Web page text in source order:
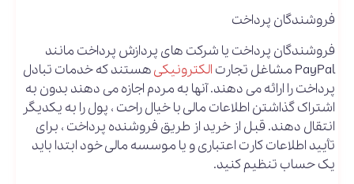
فروشندگان پرداخت
فروشندگان پرداخت یا شرکت های پردازش پرداخت مانند
PayPal مشاغل تجارت
الکترونیکیهستند که خدمات تبادل
پرداخت را ارائه می دهند. آنها به مردم اجازه می دهند بدون به
اشتراک گذاشتن اطلاعات مالی با خیال راحت ، پول را به یکدیگر
انتقال دهند. قبل از خرید از طریق فروشنده پرداخت ، برای
تأیید اطلاعات کارت اعتباری و یا موسسه مالی خود ابتدا باید
یک حساب تنظیم کنید.